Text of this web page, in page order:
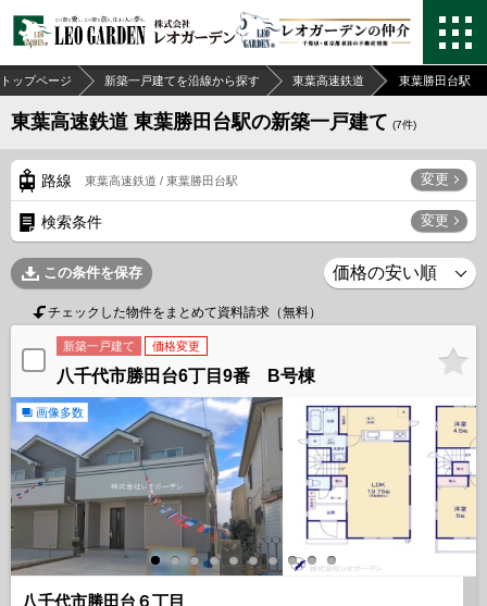
トップページ 新築一戸建てを沿線から探す 東葉高速鉄道 東葉勝田台駅
東葉高速鉄道 東葉勝田台駅の新築一戸建て (7件)
路線 東葉高速鉄道 / 東葉勝田台駅 変更
検索条件 変更
この条件を保存
チェックした物件をまとめて資料請求（無料）
新築一戸建て 価格変更
八千代市勝田台6丁目9番 B号棟
画像多数
八千代市勝田台６丁目